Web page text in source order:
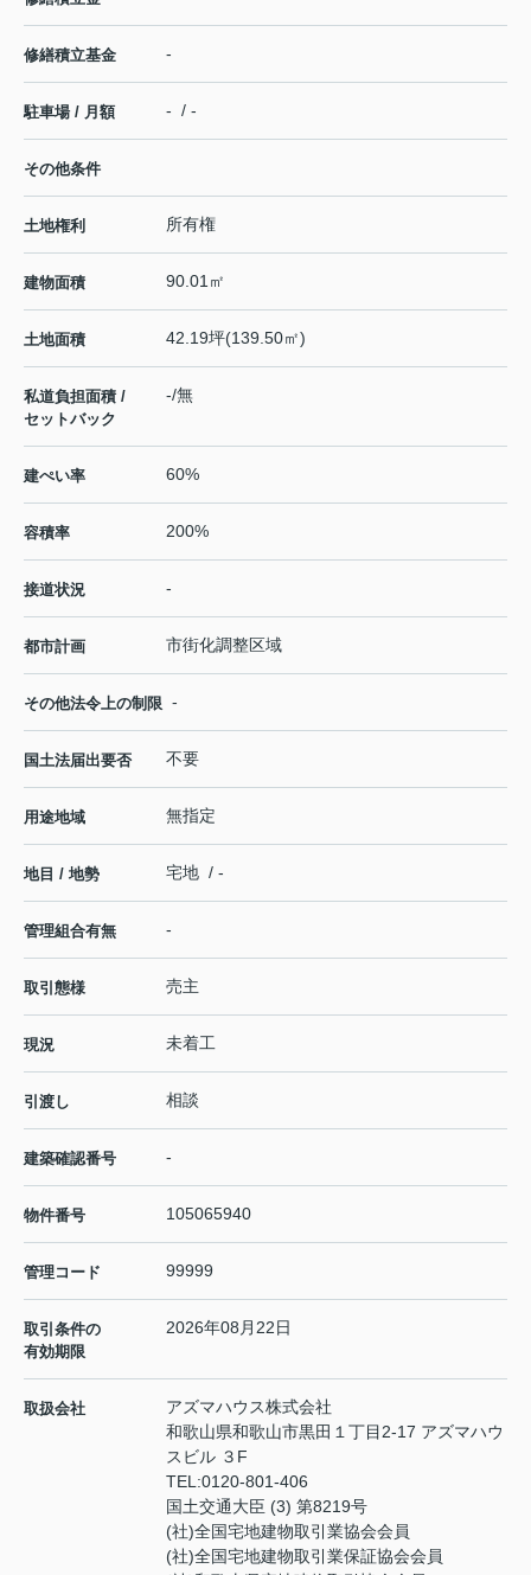
修繕積立基金 -
駐車場 / 月額 - / -
その他条件
土地権利 所有権
建物面積 90.01㎡
土地面積 42.19坪(139.50㎡)
私道負担面積 /
セットバック
-/無
建ぺい率 60%
容積率 200%
接道状況 -
都市計画 市街化調整区域
その他法令上の制限 -
国土法届出要否 不要
用途地域 無指定
地目 / 地勢 宅地 / -
管理組合有無 -
取引態様 売主
現況 未着工
引渡し 相談
建築確認番号 -
物件番号 105065940
管理コード 99999
取引条件の
有効期限
2026年08月22日
取扱会社
アズマハウス株式会社
和歌山県和歌山市黒田１丁目2-17 アズマハウ
スビル ３F
TEL:0120-801-406
国土交通大臣 (3) 第8219号
(社)全国宅地建物取引業協会会員
(社)全国宅地建物取引業保証協会会員